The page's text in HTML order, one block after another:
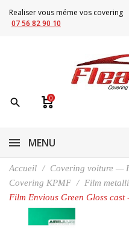
Realiser vous méme vos covering
07 56 82 90 10
search 0
MENU
Accueil
Covering voiture —
Covering KPMF
Film
Film Envious Green Gloss